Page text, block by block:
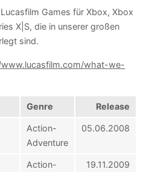
Games für Xbox, Xbox
X|S, die in unserer großen
sind.
what-we-
Genre Release
Action-
Adventure
05.06.2008
Action-
19.11.2009